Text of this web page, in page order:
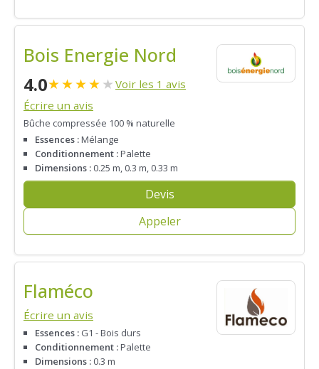
Bois Energie Nord
4.0★★★★★ Voir les 1 avis
Écrire un avis
Bûche compressée 100 % naturelle
Essences :Mélange
Conditionnement :Palette
Dimensions : 0.25 m, 0.3 m, 0.33 m
Devis
Appeler
Flaméco
Écrire un avis
Essences : G1 - Bois durs
Conditionnement :Palette
Dimensions : 0.3 m